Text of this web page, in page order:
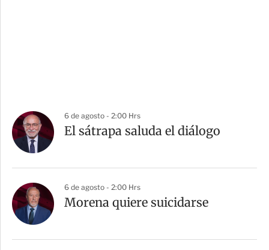
6 de agosto - 2:00 Hrs
El sátrapa saluda el diálogo
6 de agosto - 2:00 Hrs
Morena quiere suicidarse